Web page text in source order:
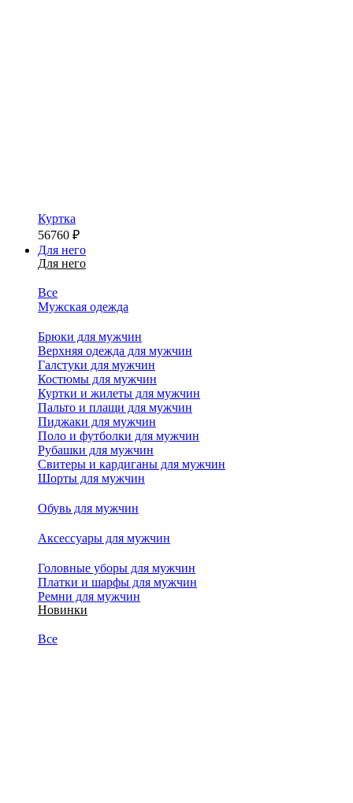
Куртка
56760 ₽
Для него
Для него
Все
Мужская одежда
Брюки для мужчин
Верхняя одежда для мужчин
Галстуки для мужчин
Костюмы для мужчин
Куртки и жилеты для мужчин
Пальто и плащи для мужчин
Пиджаки для мужчин
Поло и футболки для мужчин
Рубашки для мужчин
Свитеры и кардиганы для мужчин
Шорты для мужчин
Обувь для мужчин
Аксессуары для мужчин
Головные уборы для мужчин
Платки и шарфы для мужчин
Ремни для мужчин
Новинки
Все